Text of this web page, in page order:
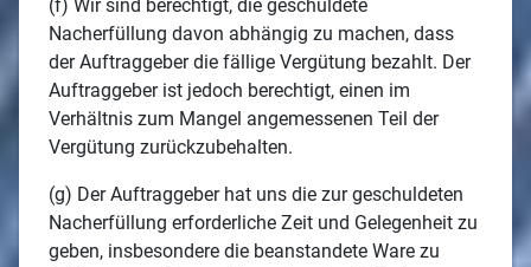
(f) Wir sind berechtigt, die geschuldete
Nacherfüllung davon abhängig zu machen, dass
der Auftraggeber die fällige Vergütung bezahlt. Der
Auftraggeber ist jedoch berechtigt, einen im
Verhältnis zum Mangel angemessenen Teil der
Vergütung zurückzubehalten.
(g) Der Auftraggeber hat uns die zur geschuldeten
Nacherfüllung erforderliche Zeit und Gelegenheit zu
geben, insbesondere die beanstandete Ware zu